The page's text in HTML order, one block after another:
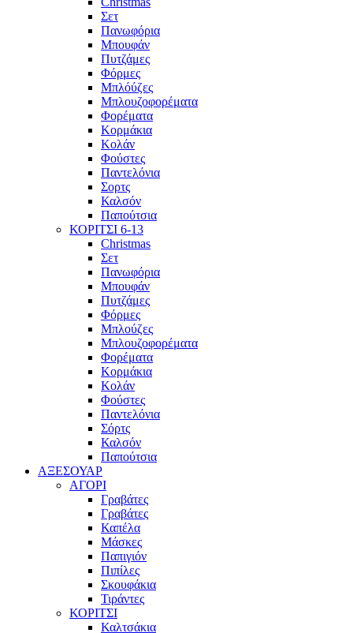
Σετ
Πανωφόρια
Μπουφάν
Πυτζάμες
Φόρμες
Μπλόύζες
Μπλουζοφορέματα
Φορέματα
Κορμάκια
Κολάν
Φούστες
Παντελόνια
Σορτς
Καλσόν
Παπούτσια
ΚΟΡΙΤΣΙ 6-13
Christmas
Σετ
Πανωφόρια
Μπουφάν
Πυτζάμες
Φόρμες
Μπλούζες
Μπλουζοφορέματα
Φορέματα
Κορμάκια
Κολάν
Φούστες
Παντελόνια
Σόρτς
Καλσόν
Παπούτσια
ΑΞΕΣΟΥΑΡ
ΑΓΟΡΙ
Γραβάτες
Γραβάτες
Καπέλα
Μάσκες
Παπιγιόν
Πιπίλες
Σκουφάκια
Τιράντες
ΚΟΡΙΤΣΙ
Καλτσάκια